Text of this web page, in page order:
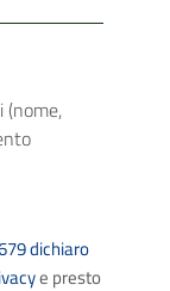
(nome,
dichiaro
e presto